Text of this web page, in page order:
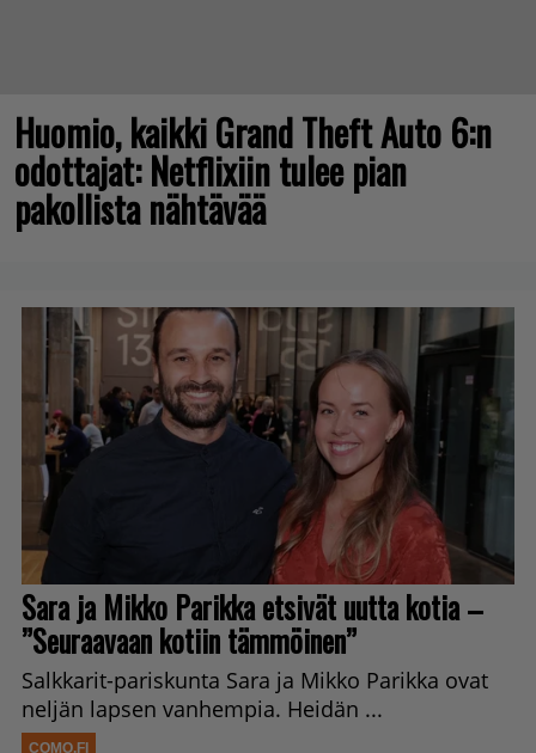
Huomio, kaikki Grand Theft Auto 6:n
odottajat: Netflixiin tulee pian
pakollista nähtävää